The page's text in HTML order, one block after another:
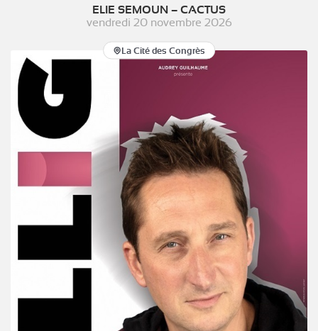
ELIE SEMOUN – CACTUS
vendredi 20 novembre 2026
La Cité des Congrès